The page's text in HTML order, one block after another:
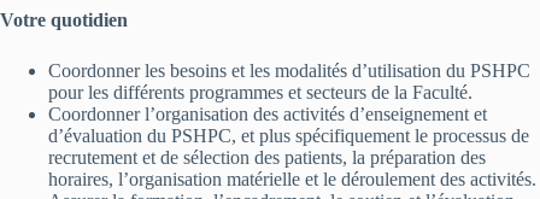
Votre quotidien
Coordonner les besoins et les modalités d’utilisation du PSHPC
pour les différents programmes et secteurs de la Faculté.
Coordonner l’organisation des activités d’enseignement et
d’évaluation du PSHPC, et plus spécifiquement le processus de
recrutement et de sélection des patients, la préparation des
horaires, l’organisation matérielle et le déroulement des activités.